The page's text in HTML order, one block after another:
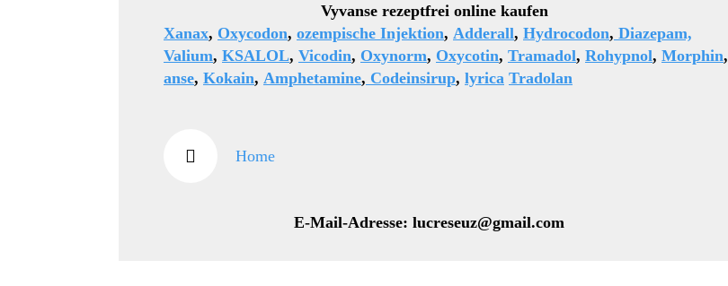
Vyvanse rezeptfrei online kaufen
Xanax, Oxycodon, ozempische Injektion, Adderall, Hydrocodon, Diazepam,
Valium, KSALOL, Vicodin, Oxynorm, Oxycotin, Tramadol, Rohypnol, Morphin,
anse, Kokain, Amphetamine, Codeinsirup, lyrica Tradolan
Home
E-Mail-Adresse: lucreseuz@gmail.com